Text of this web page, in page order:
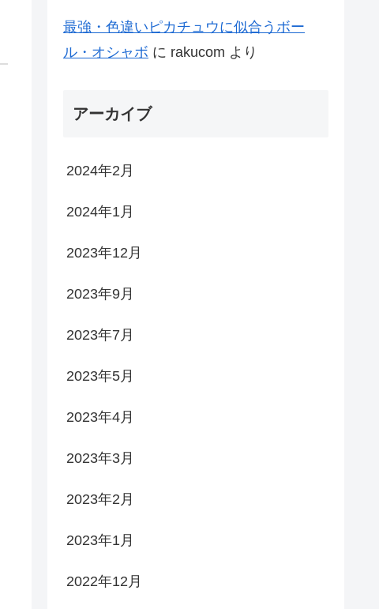
最強・色違いピカチュウに似合うボー
ル・オシャボ に rakucom より
アーカイブ
2024年2月
2024年1月
2023年12月
2023年9月
2023年7月
2023年5月
2023年4月
2023年3月
2023年2月
2023年1月
2022年12月